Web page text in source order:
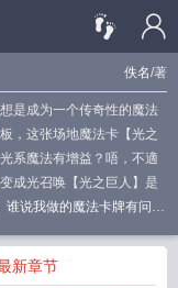
佚名/著
是成为一个传奇性的魔法
，这张场地魔法卡【光之
系魔法有增益？唔，不適
成光召唤【光之巨人】是
谁说我做的魔法卡牌有问题
魔法卡牌有问题? 我真不
新章节